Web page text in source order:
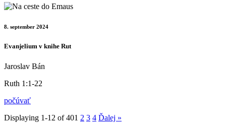
8. september 2024
Evanjelium v knihe Rut
Jaroslav Bán
Ruth 1:1-22
počúvať
Displaying 1-12 of 401 2 3 4 Ďalej »